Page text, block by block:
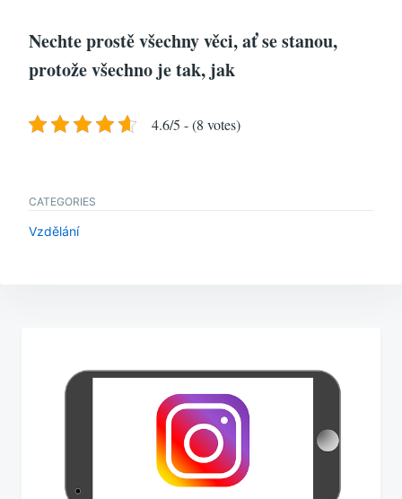
Nechte prostě všechny věci, ať se stanou,
protože všechno je tak, jak
4.6/5 - (8 votes)
CATEGORIES
Vzdělání